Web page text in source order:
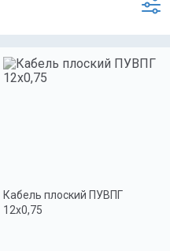
Кабель плоский ПУВПГ
12х0,75